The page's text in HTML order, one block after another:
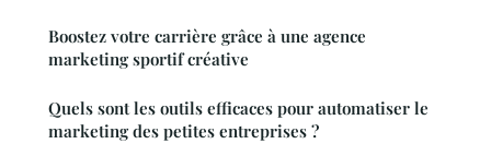
Boostez votre carrière grâce à une agence
marketing sportif créative
Quels sont les outils efficaces pour automatiser le
marketing des petites entreprises ?